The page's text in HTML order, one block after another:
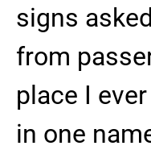
signs
from
place I
in one